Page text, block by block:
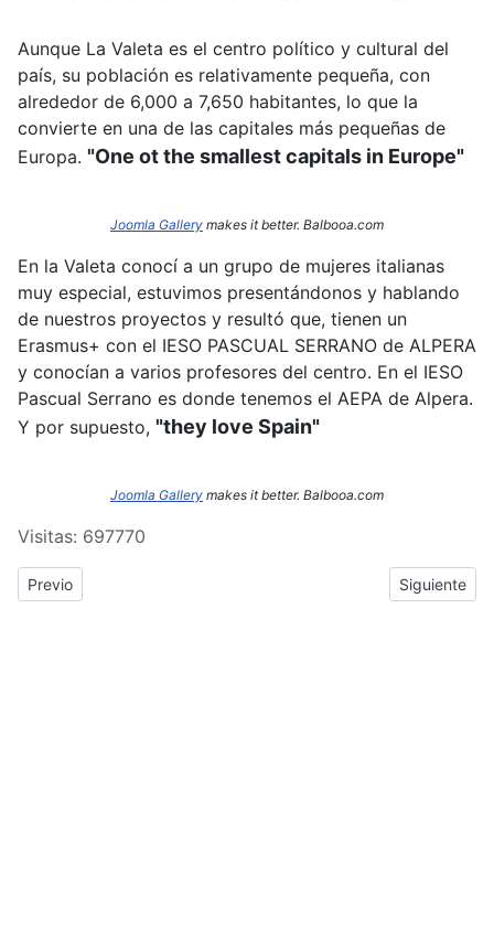
Aunque La Valeta es el centro político y cultural del
país, su población es relativamente pequeña, con
alrededor de 6,000 a 7,650 habitantes, lo que la
convierte en una de las capitales más pequeñas de
Europa. "One ot the smallest capitals in Europe"
Joomla Gallery makes it better. Balbooa.com
En la Valeta conocí a un grupo de mujeres italianas
muy especial, estuvimos presentándonos y hablando
de nuestros proyectos y resultó que, tienen un
Erasmus+ con el IESO PASCUAL SERRANO de ALPERA
y conocían a varios profesores del centro. En el IESO
Pascual Serrano es donde tenemos el AEPA de Alpera.
Y por supuesto, "they love Spain"
Joomla Gallery makes it better. Balbooa.com
Visitas: 697770
Previous article: ERASMUS+: Crónica del tercer y cuarto día de
Previo Next article:
Siguiente